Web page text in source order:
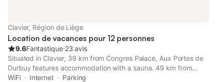
Clavier, Région de Liège
Location de vacances pour 12 personnes
9.6Fantastique⋅23 avis
Situated in Clavier, 39 km from Congres Palace, Aux Portes de
Durbuy features accommodation with a sauna. 49 km from
Plopsa Coo and 14 km from Hamoir, the property offers a
WiFi Internet
Parking